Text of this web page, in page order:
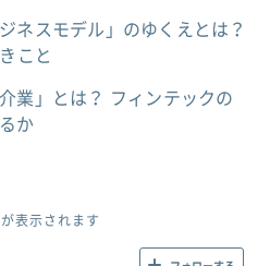
ネスモデル」のゆくえとは？
こと
業」とは？ フィンテックの
か
表示されます